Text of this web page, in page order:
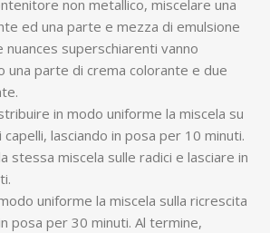
non metallico, miscelare una
ed una parte e mezza di emulsione
nuances superschiarenti vanno
una parte di crema colorante e due
in modo uniforme la miscela su
lasciando in posa per 10 minuti.
stessa miscela sulle radici e lasciare in
uniforme la miscela sulla ricrescita
posa per 30 minuti. Al termine,